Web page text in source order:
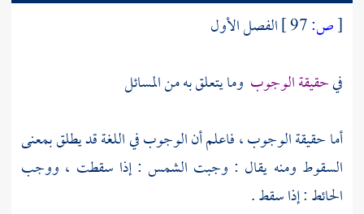
[ص:
الفصل الأول
فيحقيقة الوجوب وما يتعلق به من المسائل
أما حقيقة الوجوب ، فاعلم أن الوجوب في اللغة قد يطلق بمعنى
السقوط ومنه يقال : وجبت الشمس : إذا سقطت ، ووجب
الحائط : إذا سقط .